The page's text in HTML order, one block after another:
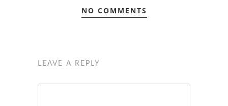
NO COMMENTS
LEAVE A REPLY